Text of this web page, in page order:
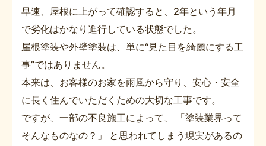
早速、屋根に上がって確認すると、2年という年月
で劣化はかなり進行している状態でした。
屋根塗装や外壁塗装は、単に“見た目を綺麗にする工
事”ではありません。
本来は、お客様のお家を雨風から守り、安心・安全
に長く住んでいただくための大切な工事です。
ですが、一部の不良施工によって、 「塗装業界って
そんなものなの？」 と思われてしまう現実があるの